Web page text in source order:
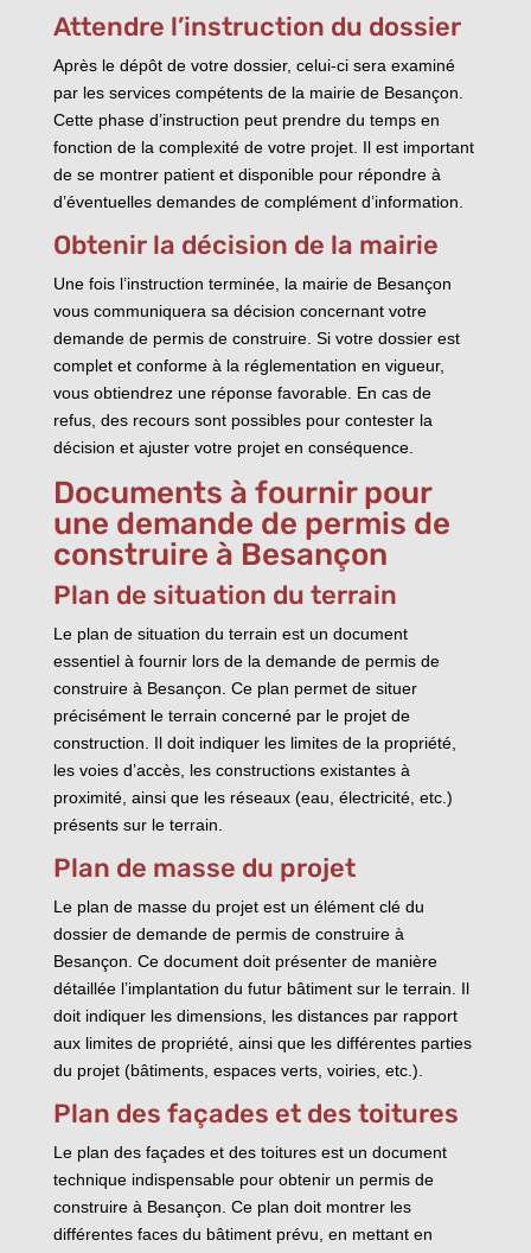
Attendre l’instruction du dossier
Après le dépôt de votre dossier, celui-ci sera examiné
par les services compétents de la mairie de Besançon.
Cette phase d’instruction peut prendre du temps en
fonction de la complexité de votre projet. Il est important
de se montrer patient et disponible pour répondre à
d’éventuelles demandes de complément d’information.
Obtenir la décision de la mairie
Une fois l’instruction terminée, la mairie de Besançon
vous communiquera sa décision concernant votre
demande de permis de construire. Si votre dossier est
complet et conforme à la réglementation en vigueur,
vous obtiendrez une réponse favorable. En cas de
refus, des recours sont possibles pour contester la
décision et ajuster votre projet en conséquence.
Documents à fournir pour
une demande de permis de
construire à Besançon
Plan de situation du terrain
Le plan de situation du terrain est un document
essentiel à fournir lors de la demande de permis de
construire à Besançon. Ce plan permet de situer
précisément le terrain concerné par le projet de
construction. Il doit indiquer les limites de la propriété,
les voies d’accès, les constructions existantes à
proximité, ainsi que les réseaux (eau, électricité, etc.)
présents sur le terrain.
Plan de masse du projet
Le plan de masse du projet est un élément clé du
dossier de demande de permis de construire à
Besançon. Ce document doit présenter de manière
détaillée l’implantation du futur bâtiment sur le terrain. Il
doit indiquer les dimensions, les distances par rapport
aux limites de propriété, ainsi que les différentes parties
du projet (bâtiments, espaces verts, voiries, etc.).
Plan des façades et des toitures
Le plan des façades et des toitures est un document
technique indispensable pour obtenir un permis de
construire à Besançon. Ce plan doit montrer les
différentes faces du bâtiment prévu, en mettant en